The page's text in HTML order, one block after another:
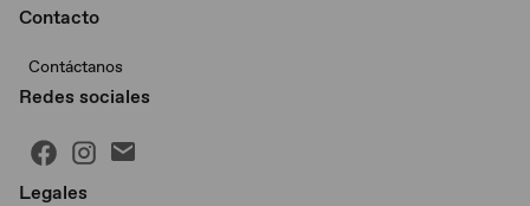
Contacto
Contáctanos
Redes sociales
Legales